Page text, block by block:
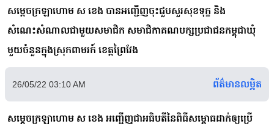
សម្ដេចក្រឡាហោម ស ខេង បានអញ្ជើញចុះជួបសួរសុខទុក្ខ និង
សំណេះសំណាលជាមួយសមាជិក សមាជិកាគណបក្សប្រជាជនកម្ពុជាឃុំ
មួយចំនួនក្នុងស្រុកពាមរក៍ ខេត្តព្រៃវែង
26/05/22 03:10 AM ព័ត៌មានលម្អិត
សម្ដេចក្រឡាហោម ស ខេង អញ្ជើញជាអធិបតីនៃពិធីសម្ពោធដាក់ឲ្យប្រើ